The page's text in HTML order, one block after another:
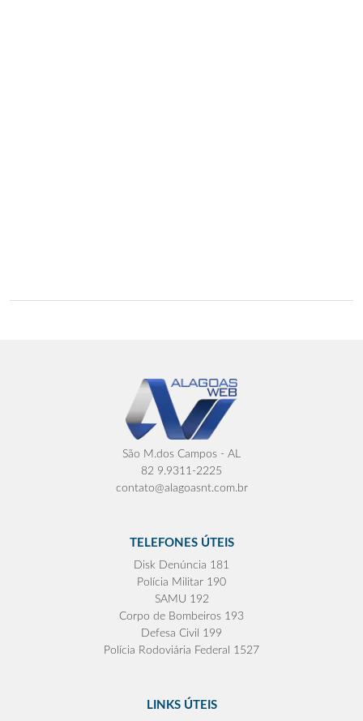
São M.dos Campos - AL
82 9.9311-2225
contato@alagoasnt.com.br
TELEFONES ÚTEIS
Disk Denúncia 181
Polícia Militar 190
SAMU 192
Corpo de Bombeiros 193
Defesa Civil 199
Polícia Rodoviária Federal 1527
LINKS ÚTEIS